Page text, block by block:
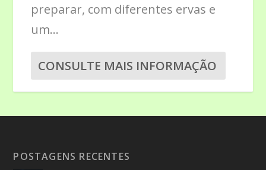
preparar, com diferentes ervas e
um...
CONSULTE MAIS INFORMAÇÃO
POSTAGENS RECENTES